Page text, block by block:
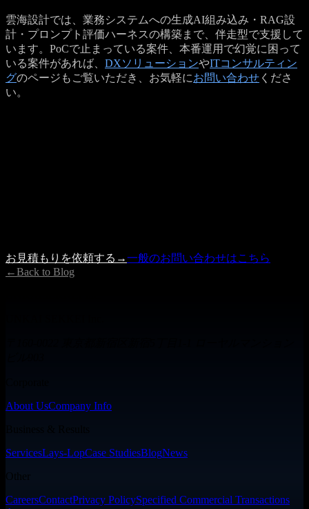
雲海設計では、業務システムへの生成AI組み込み・RAG設
計・プロンプト評価ハーネスの構築まで、伴走型で支援して
います。PoCで止まっている案件、本番運用で幻覚に困って
いる案件があれば、 DXソリューションやITコンサルティン
グのページもご覧いただき、お気軽にお問い合わせ くださ
い。
お見積もりを依頼する →一般のお問い合わせはこちら
←Back to Blog
About UsCompany Info
ServicesLays-LopCase StudiesBlogNews
Other
CareersContactPrivacy PolicySpecified Commercial Transactions